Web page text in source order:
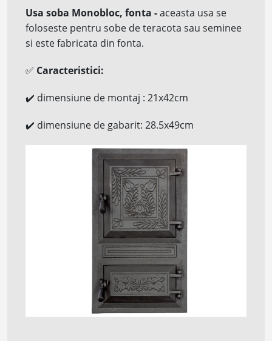
Usa soba Monobloc, fonta -aceasta usa se
foloseste pentru sobe de teracota sau seminee
si este fabricata din fonta.
✅ Caracteristici:
✔️ dimensiune de montaj : 21x42cm
✔️ dimensiune de gabarit: 28.5x49cm